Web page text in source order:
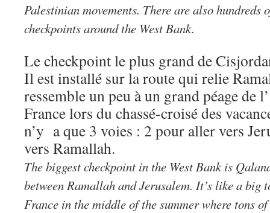
Palestinian movements. There are also
checkpoints around the West Bank.
Le checkpoint le plus grand de
Il est installé sur la route qui relie
ressemble un peu à un grand péage de
France lors du chassé-croisé des
n’y a que 3 voies : 2 pour aller vers
vers Ramallah.
The biggest checkpoint in the West Bank is
between Ramallah and Jerusalem. It’s like a big
France in the middle of the summer where tons